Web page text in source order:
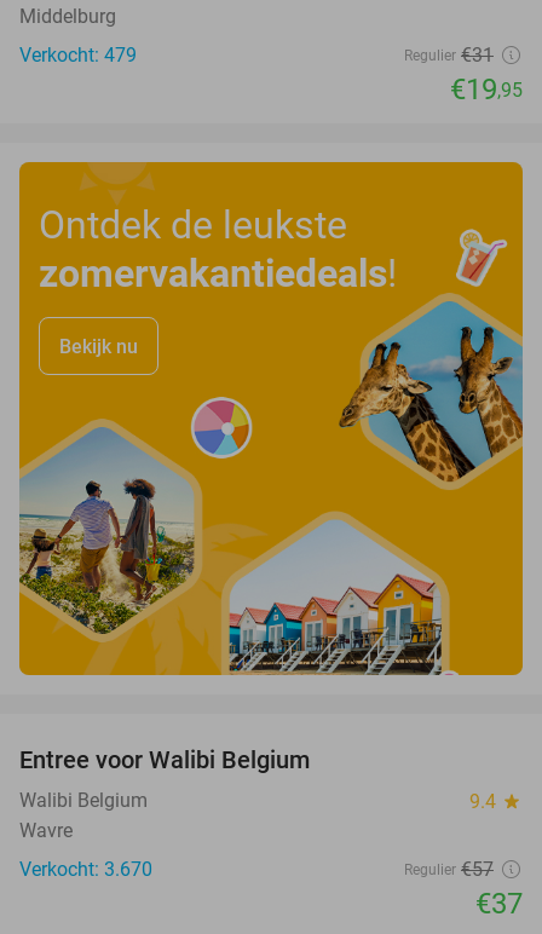
Middelburg
Verkocht: 479
Regulier €31
€19,95
Ontdek de leukste
zomervakantiedeals!
Bekijk nu
Entree voor Walibi Belgium
Walibi Belgium 9.4 star
Wavre
Verkocht: 3.670
Regulier €57
€37